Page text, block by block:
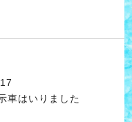
車はいりました